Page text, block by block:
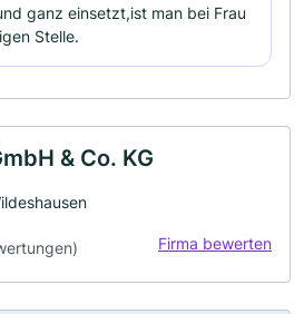
ganz einsetzt,ist man bei Frau
Stelle.
& Co. KG
Firma bewerten